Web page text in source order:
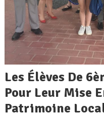
Les Élèves De
Pour Leur Mise
Patrimoine